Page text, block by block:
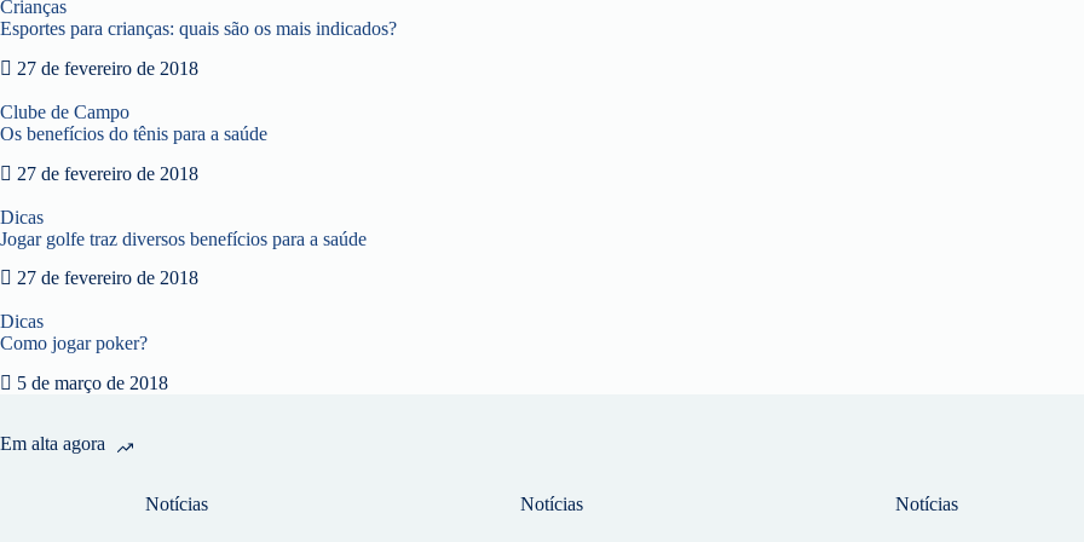
Crianças
Esportes para crianças: quais são os mais indicados?
27 de fevereiro de 2018
Clube de Campo
Os benefícios do tênis para a saúde
27 de fevereiro de 2018
Dicas
Jogar golfe traz diversos benefícios para a saúde
27 de fevereiro de 2018
Dicas
Como jogar poker?
5 de março de 2018
Em alta agora
Notícias Notícias Notícias